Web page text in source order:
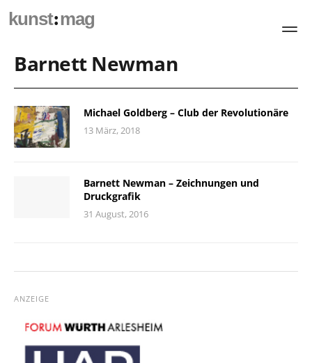
kunst:mag
Barnett Newman
Michael Goldberg – Club der Revolutionäre
13 März, 2018
Barnett Newman – Zeichnungen und
Druckgrafik
31 August, 2016
ANZEIGE